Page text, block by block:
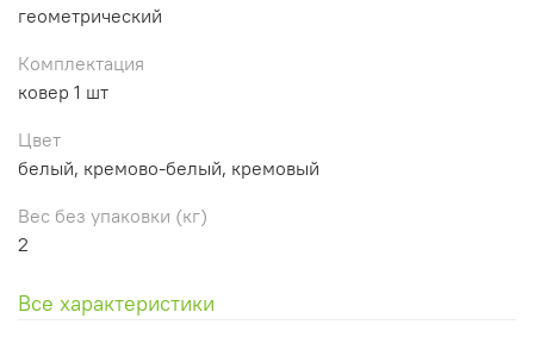
геометрический
Комплектация
ковер 1 шт
Цвет
белый, кремово-белый, кремовый
Вес без упаковки (кг)
2
Все характеристики